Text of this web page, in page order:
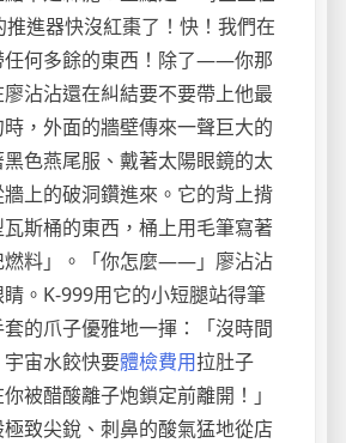
進器快沒紅棗了！快！我們在
任何多餘的東西！除了——你那
沾沾還在糾結要不要帶上他最
，外面的牆壁傳來一聲巨大的
色燕尾服、戴著太陽眼鏡的太
上的破洞鑽進來。它的背上揹
斯桶的東西，桶上用毛筆寫著
燃料」。「你怎麼——」廖沾沾
。K-999用它的小短腿站得筆
的爪子優雅地一揮：「沒時間
宙水餃快要體檢費用拉肚子
被醋酸離子炮鎖定前離開！」
致尖銳、刺鼻的酸氣猛地從店